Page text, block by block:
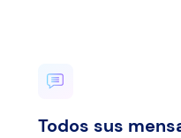
Todos sus